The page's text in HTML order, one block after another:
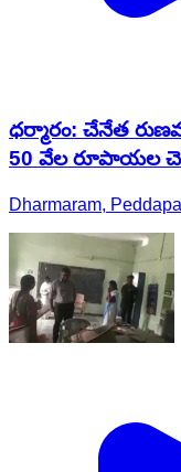
ధర్మారం: చేనేత
50 వేల రూపాయల
Dharmaram,